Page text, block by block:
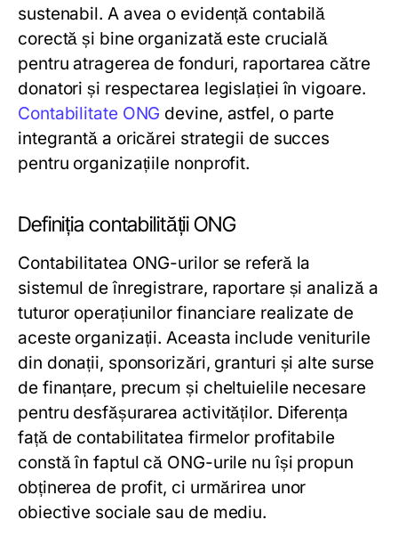
sustenabil. A avea o evidență contabilă
corectă și bine organizată este crucială
pentru atragerea de fonduri, raportarea către
donatori și respectarea legislației în vigoare.
Contabilitate ONG devine, astfel, o parte
integrantă a oricărei strategii de succes
pentru organizațiile nonprofit.
Definiția contabilității ONG
Contabilitatea ONG-urilor se referă la
sistemul de înregistrare, raportare și analiză a
tuturor operațiunilor financiare realizate de
aceste organizații. Aceasta include veniturile
din donații, sponsorizări, granturi și alte surse
de finanțare, precum și cheltuielile necesare
pentru desfășurarea activităților. Diferența
față de contabilitatea firmelor profitabile
constă în faptul că ONG-urile nu își propun
obținerea de profit, ci urmărirea unor
obiective sociale sau de mediu.